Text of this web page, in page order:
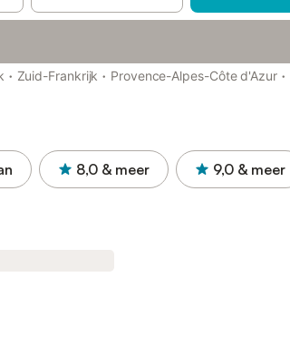
· Zuid-Frankrijk · Provence-Alpes-Côte d'Azur ·
8,0 & meer 9,0 & meer